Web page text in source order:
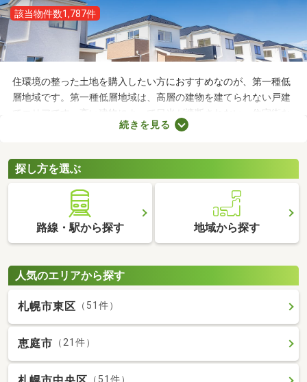
該当物件数1,787件
住環境の整った土地を購入したい方におすすめなのが、第一種低
層地域です。第一種低層地域は、高層の建物を建てられない戸建
てエリアです。高い建物によって日光が遮断されない、住宅街な
ので騒音トラブルが少ないなどのメリットがある地域なので、住
するので、引っ越しを検討している方はぜひチェックしてみてく
ださいね。
続きを見る
探し方を選ぶ
路線・駅から探す 地域から探す
人気のエリアから探す
札幌市東区 （51件）
恵庭市 （21件）
（51件）